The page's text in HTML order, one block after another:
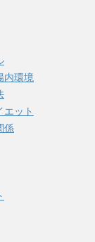
内環境
エット
係